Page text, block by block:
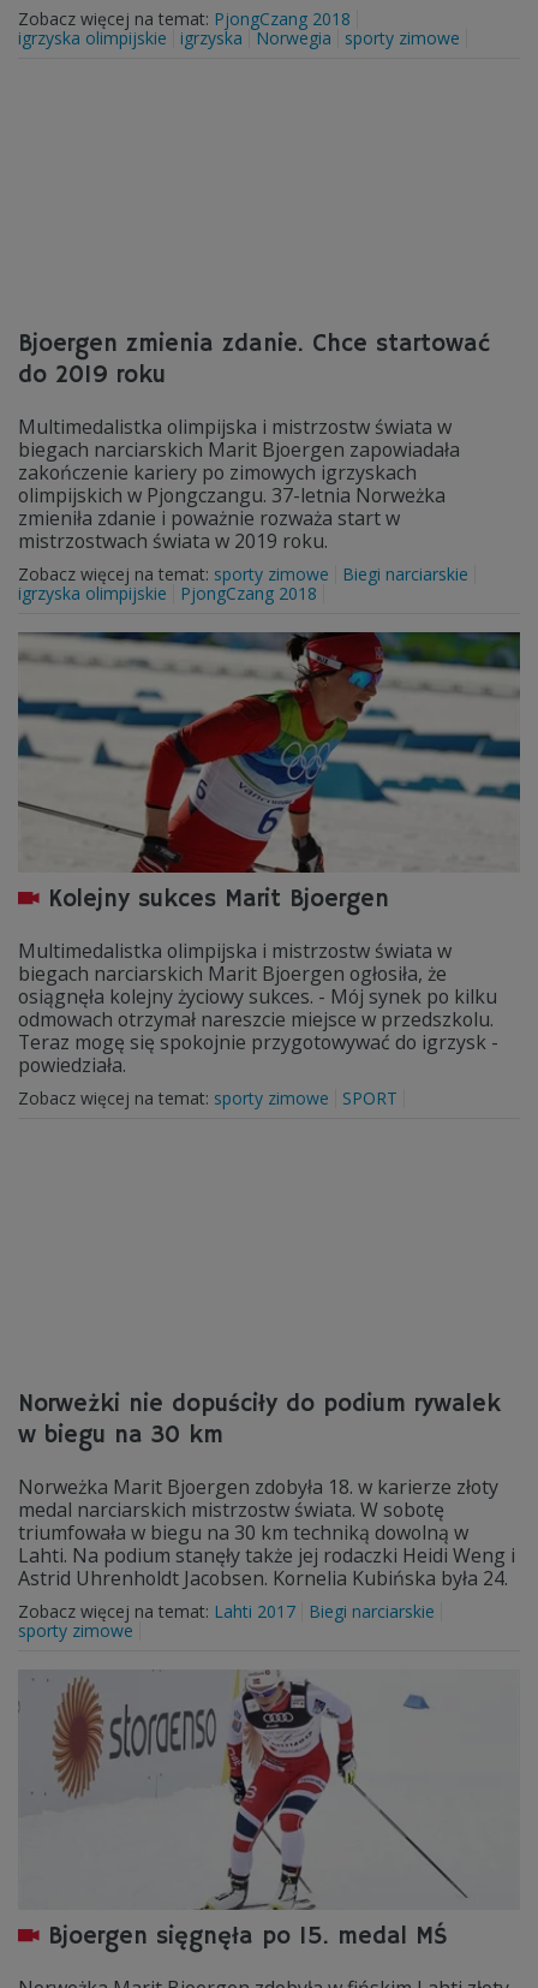
Zobacz więcej na temat: PjongCzang 2018
igrzyska olimpijskie
igrzyska Norwegia sporty zimowe
Bjoergen zmienia zdanie. Chce startować
do 2019 roku
Multimedalistka olimpijska i mistrzostw świata w
biegach narciarskich Marit Bjoergen zapowiadała
zakończenie kariery po zimowych igrzyskach
olimpijskich w Pjongczangu. 37-letnia Norweżka
zmieniła zdanie i poważnie rozważa start w
mistrzostwach świata w 2019 roku.
Zobacz więcej na temat: sporty zimowe
Biegi narciarskie
igrzyska olimpijskie
PjongCzang 2018
Kolejny sukces Marit Bjoergen
Multimedalistka olimpijska i mistrzostw świata w
biegach narciarskich Marit Bjoergen ogłosiła, że
osiągnęła kolejny życiowy sukces. - Mój synek po kilku
odmowach otrzymał nareszcie miejsce w przedszkolu.
Teraz mogę się spokojnie przygotowywać do igrzysk -
powiedziała.
Zobacz więcej na temat: sporty zimowe SPORT
Norweżki nie dopuściły do podium rywalek
w biegu na 30 km
Norweżka Marit Bjoergen zdobyła 18. w karierze złoty
medal narciarskich mistrzostw świata. W sobotę
triumfowała w biegu na 30 km techniką dowolną w
Lahti. Na podium stanęły także jej rodaczki Heidi Weng i
Astrid Uhrenholdt Jacobsen. Kornelia Kubińska była 24.
Zobacz więcej na temat: Lahti 2017
Biegi narciarskie
sporty zimowe
Bjoergen sięgnęła po 15. medal MŚ